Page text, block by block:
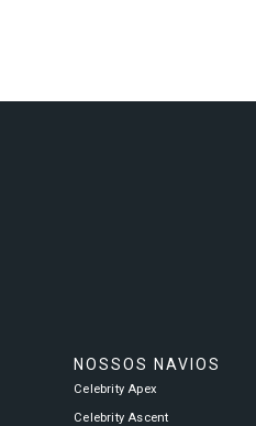
NOSSOS NAVIOS
Celebrity Apex
Celebrity Ascent